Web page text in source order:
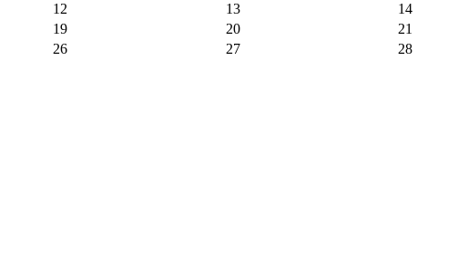
12 13 14
19 20 21
26 27 28